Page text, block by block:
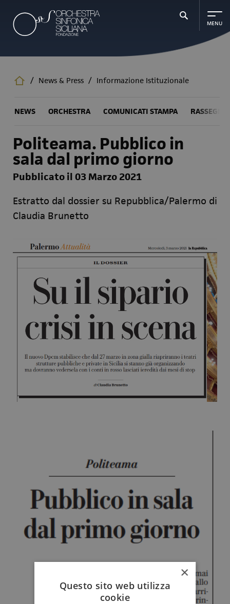
contenuto
principale
/ News & Press / Informazione Istituzionale
NEWS ORCHESTRA COMUNICATI STAMPA
Politeama. Pubblico in
sala dal primo giorno
Pubblicato il 03 Marzo 2021
Estratto dal dossier su Repubblica/Palermo di
Claudia Brunetto
×
Questo sito web utilizza
cookie